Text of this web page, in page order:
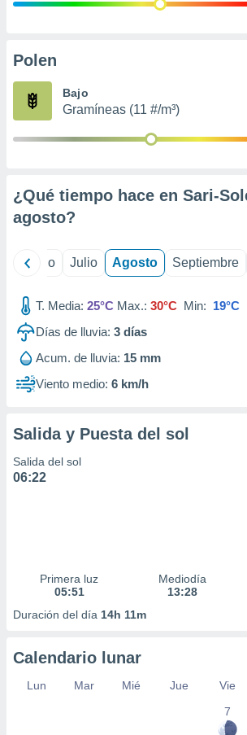
publicidad
de
Polen
Bajo
Gramíneas (11 #/m³)
¿Qué tiempo hace en Sari-
agosto?
Junio Julio Agosto Septiembre
T. Media: 25°C Max.: 30°C Min: 19°C
Días de lluvia: 3 días
Acum. de lluvia: 15 mm
Viento medio: 6 km/h
Salida y Puesta del sol
Salida del sol
06:22
Primera luz
05:51
Mediodía
13:28
Duración del día 14h 11m
Calendario lunar
Lun Mar Mié Jue Vie
7